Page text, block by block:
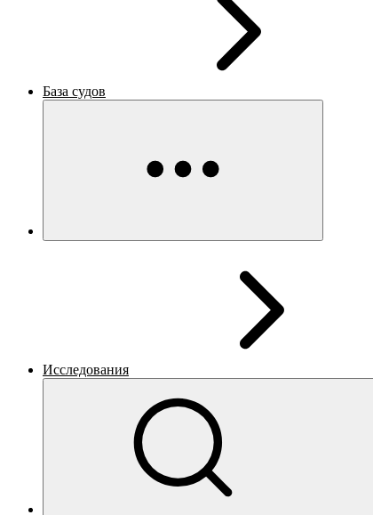
База судов
Исследования